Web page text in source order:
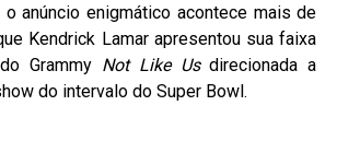
o anúncio enigmático acontece mais de
Kendrick Lamar apresentou sua faixa
Grammy Not Like Usdirecionada a
do intervalo do Super Bowl.